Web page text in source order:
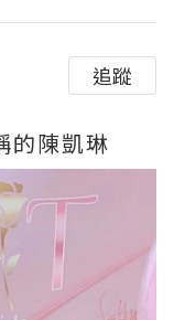
追蹤
的陳凱琳